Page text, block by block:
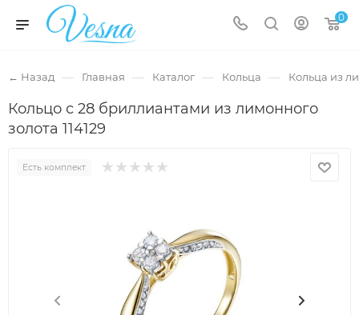
0
← Назад — Главная — Каталог — Кольца — Кольца из
Кольцо с 28 бриллиантами из лимонного
золота 114129
Есть комплект